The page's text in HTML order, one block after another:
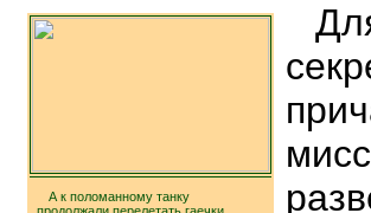
А к поломанному танку